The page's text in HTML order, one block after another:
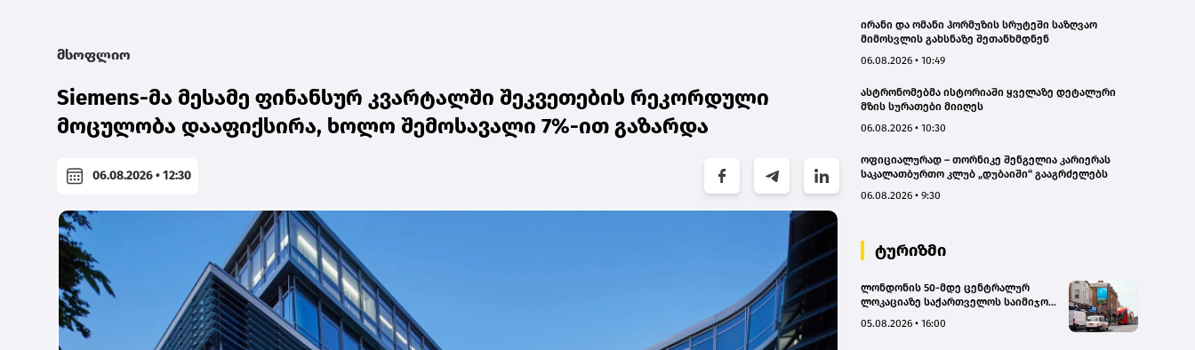
მსოფლიო
Siemens-მა მესამე ფინანსურ კვარტალში შეკვეთების რეკორდული
მოცულობა დააფიქსირა, ხოლო შემოსავალი 7%-ით გაზარდა
06.08.2026 • 12:30
ირანი და ომანი ჰორმუზის სრუტეში საზღვაო
მიმოსვლის გახსნაზე შეთანხმდნენ
06.08.2026 • 10:49
ასტრონომებმა ისტორიაში ყველაზე დეტალური
მზის სურათები მიიღეს
06.08.2026 • 10:30
ოფიციალურად – თორნიკე შენგელია კარიერას
საკალათბურთო კლუბ „დუბაიში“ გააგრძელებს
06.08.2026 • 9:30
ტურიზმი
ლონდონის 50-მდე ცენტრალურ
ლოკაციაზე საქართველოს საიმიჯო
05.08.2026 • 16:00